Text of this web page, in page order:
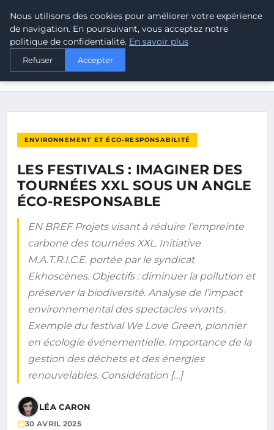
MALTA CLIMATE
ACCUEIL
LES FESTIVALS : IMAGINER DES TOURNÉES XXL SOUS UN
ENVIRONNEMENT ET ÉCO-RESPONSABILITÉ
LES FESTIVALS : IMAGINER DES
TOURNÉES XXL SOUS UN ANGLE
ÉCO-RESPONSABLE
EN BREF Projets visant à réduire l’empreinte
carbone des tournées XXL. Initiative
M.A.T.R.I.C.E. portée par le syndicat
Ekhoscènes. Objectifs : diminuer la pollution et
préserver la biodiversité. Analyse de l’impact
environnemental des spectacles vivants.
Exemple du festival We Love Green, pionnier
en écologie événementielle. Importance de la
gestion des déchets et des énergies
renouvelables. Considération […]
LÉA CARON
30 AVRIL 2025
Nous utilisons des cookies pour améliorer votre expérience
de navigation. En poursuivant, vous acceptez notre
politique de confidentialité. En savoir plus
Refuser Accepter